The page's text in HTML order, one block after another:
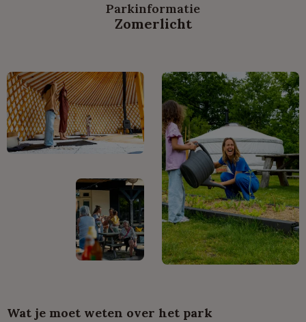
Parkinformatie
Zomerlicht
Wat je moet weten over het park